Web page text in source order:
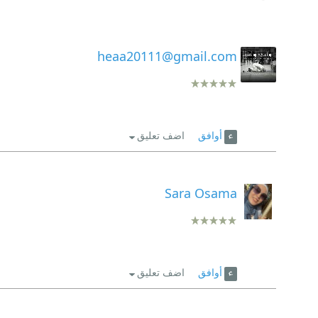
heaa20111@gmail.com
أوافق اضف تعليق
Sara Osama
أوافق اضف تعليق